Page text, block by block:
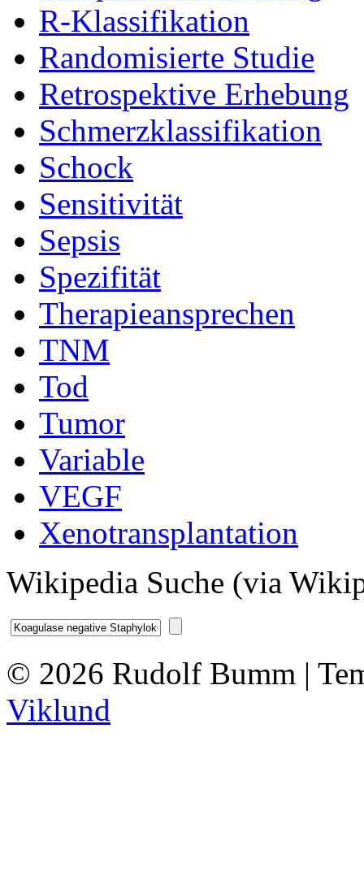
R-Klassifikation
Randomisierte Studie
Retrospektive Erhebung
Schmerzklassifikation
Schock
Sensitivität
Sepsis
Spezifität
Therapieansprechen
TNM
Tod
Tumor
Variable
VEGF
Xenotransplantation
Wikipedia Suche (via
© 2026 Rudolf Bumm |
Viklund